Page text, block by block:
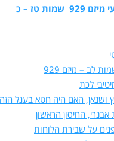
שמות טז – כ
לב – מיזם 929
לכת
ושנאן, האם היה חטא בעגל
החיסון הראשון